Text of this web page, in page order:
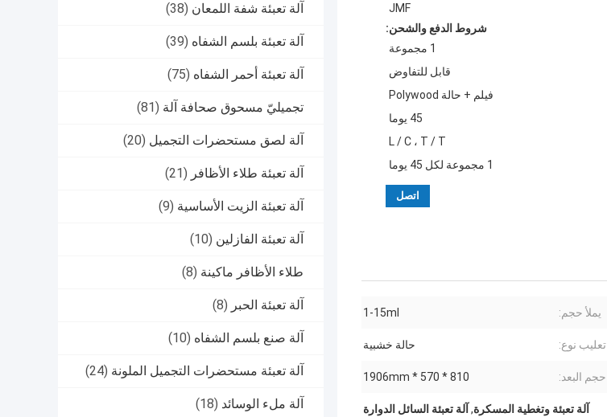
آلة تعبئة شفة اللمعان (38)
آلة تعبئة بلسم الشفاه (39)
آلة تعبئة أحمر الشفاه (75)
تجميليّ مسحوق صحافة آلة (81)
آلة لصق مستحضرات التجميل (20)
آلة تعبئة طلاء الأظافر (21)
آلة تعبئة الزيت الأساسية (9)
آلة تعبئة الفازلين (10)
طلاء الأظافر ماكينة (8)
آلة تعبئة الحبر (8)
آلة صنع بلسم الشفاه (10)
آلة تعبئة مستحضرات التجميل الملونة (24)
آلة ملء الوسائد (18)
JMF
شروط الدفع والشحن:
1 مجموعة
قابل للتفاوض
فيلم + حالة Polywood
45 يوما
L / C ، T / T
1 مجموعة لكل 45 يوما
اتصل
يملأ حجم: 1-15ml
تعليب نوع: حالة خشبية
حجم البعد: 810 * 570 * 1906mm
آلة تعبئة وتغطية المسكرة, آلة تعبئة السائل الدوارة